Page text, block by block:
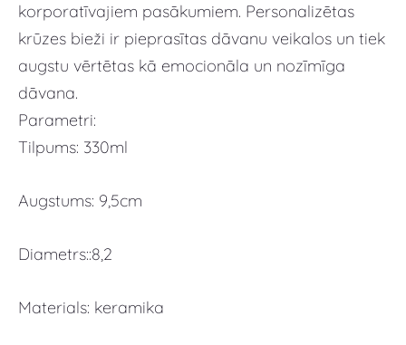
korporatīvajiem pasākumiem. Personalizētas
krūzes bieži ir pieprasītas dāvanu veikalos un tiek
augstu vērtētas kā emocionāla un nozīmīga
dāvana.
Parametri:
Tilpums: 330ml
Augstums: 9,5cm
Diametrs::8,2
Materials: keramika